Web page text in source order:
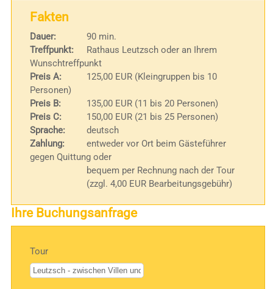
Fakten
Dauer:
90 min.
Treffpunkt:
Rathaus Leutzsch oder an Ihrem
Wunschtreffpunkt
Preis A:
125,00 EUR (Kleingruppen bis 10
Personen)
Preis B:
135,00 EUR (11 bis 20 Personen)
Preis C:
150,00 EUR (21 bis 25 Personen)
Sprache:
deutsch
Zahlung:
entweder vor Ort beim Gästeführer
gegen Quittung oder
bequem per Rechnung nach der Tour
(zzgl. 4,00 EUR Bearbeitungsgebühr)
Ihre Buchungsanfrage
Tour